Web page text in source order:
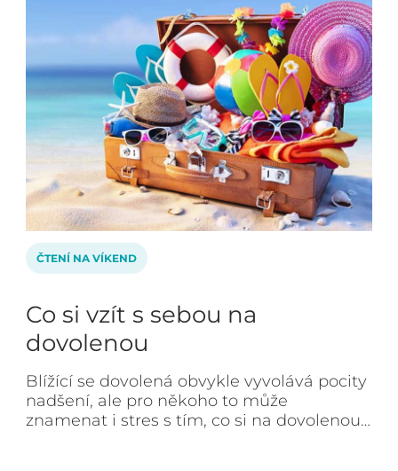
ČTENÍ NA VÍKEND
Co si vzít s sebou na
dovolenou
Blížící se dovolená obvykle vyvolává pocity
nadšení, ale pro někoho to může
znamenat i stres s tím, co si na dovolenou…